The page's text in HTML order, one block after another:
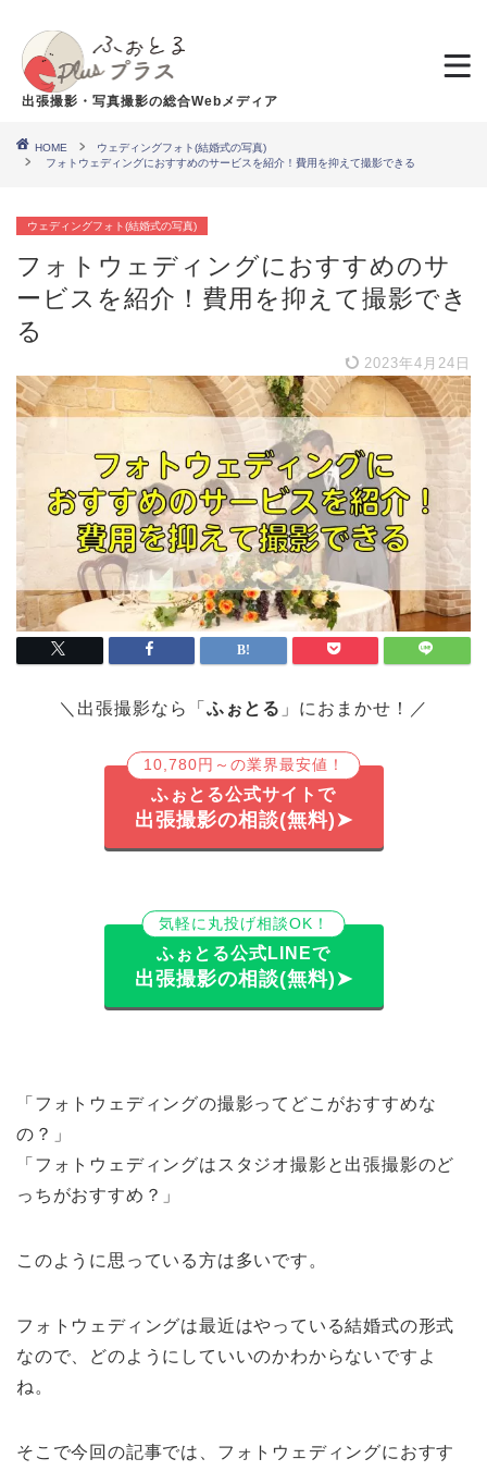
出張撮影・写真撮影の総合Webメディア
HOME
ウェディングフォト(結婚式の写真)
フォトウェディングにおすすめのサービスを紹介！費用を抑えて撮影できる
ウェディングフォト(結婚式の写真)
フォトウェディングにおすすめのサ
ービスを紹介！費用を抑えて撮影でき
る
2023年4月24日
＼出張撮影なら「 ふぉとる 」におまかせ！／
10,780円～の業界最安値！
ふぉとる公式サイトで
出張撮影の相談(無料)➤
気軽に丸投げ相談OK！
ふぉとる公式LINEで
出張撮影の相談(無料)➤
「フォトウェディングの撮影ってどこがおすすめな
の？」
「フォトウェディングはスタジオ撮影と出張撮影のど
っちがおすすめ？」
このように思っている方は多いです。
フォトウェディングは最近はやっている結婚式の形式
なので、どのようにしていいのかわからないですよ
ね。
そこで今回の記事では、フォトウェディングにおすす